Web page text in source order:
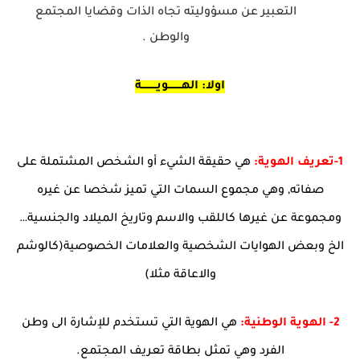
التعبير عن مسؤوليته تجاه الذات وقضايا المجتمع
والوطن .
اولا: الهــــــــويـــــــــة
1-تعريف الهوية: هي حقيقة الشيء أو الشخص المشتملة على
صفاته, وهي مجموع السمات التي تميز شخصا عن غيره
ومجموعة عن غيرها كاللقب والاسم وتاريخ الميلاد والجنسية…
الخ وبعض الهوايات الشخصية والعلامات الخصوصية(كالوشم
والاعاقة مثلا)
2- الهوية الوطنية: هي الهوية التي تستخدم للإشارة الى وطن
الفرد وهي تمثل بطاقة تعريف المجتمع.